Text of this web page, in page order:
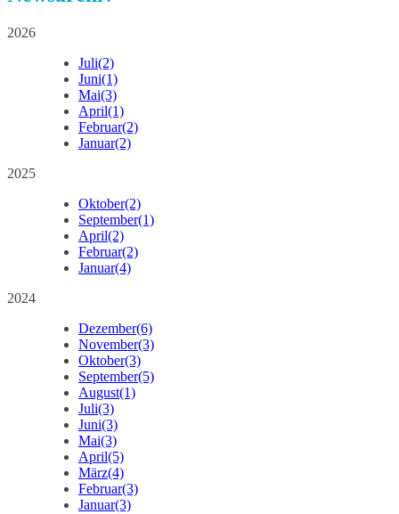
2026
Juli(2)
Juni(1)
Mai(3)
April(1)
Februar(2)
Januar(2)
2025
Oktober(2)
September(1)
April(2)
Februar(2)
Januar(4)
2024
Dezember(6)
November(3)
Oktober(3)
September(5)
August(1)
Juli(3)
Juni(3)
Mai(3)
April(5)
März(4)
Februar(3)
Januar(3)